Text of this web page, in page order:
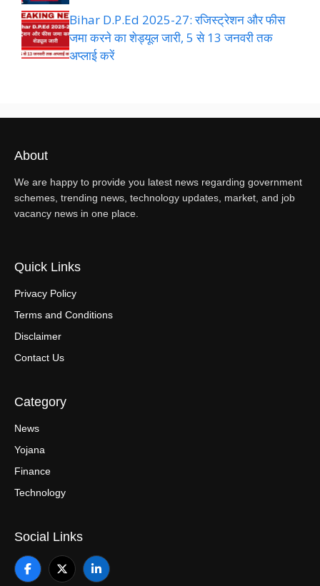
Bihar D.P.Ed 2025-27: रजिस्ट्रेशन और फीस
जमा करने का शेड्यूल जारी, 5 से 13 जनवरी तक
अप्लाई करें
About
We are happy to provide you latest news regarding government
schemes, trending news, technology updates, market, and job
vacancy news in one place.
Quick Links
Privacy Policy
Terms and Conditions
Disclaimer
Contact Us
Category
News
Yojana
Finance
Technology
Social Links